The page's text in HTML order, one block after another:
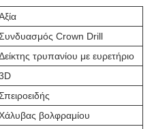
Crown Drill
τρυπανίου με ευρετήριο
βολφραμίου